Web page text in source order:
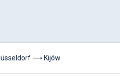
⟶ Kijów